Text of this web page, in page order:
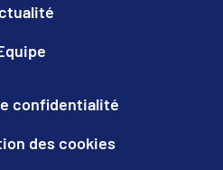
confidentialité
des cookies